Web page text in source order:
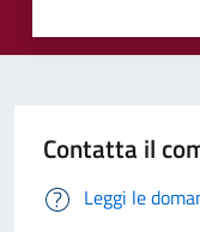
Contatta il
Leggi le